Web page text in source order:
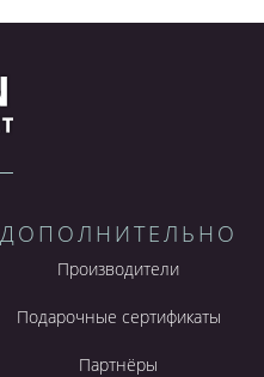
ДОПОЛНИТЕЛЬНО
Производители
Подарочные сертификаты
Партнёры